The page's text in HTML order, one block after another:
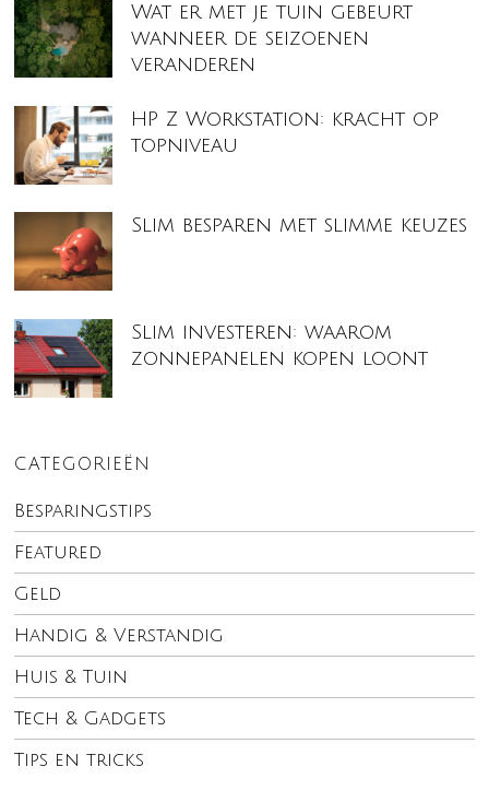
Wat er met je tuin gebeurt
wanneer de seizoenen
veranderen
HP Z Workstation: kracht op
topniveau
Slim besparen met slimme keuzes
Slim investeren: waarom
zonnepanelen kopen loont
CATEGORIEËN
Besparingstips
Featured
Geld
Handig & Verstandig
Huis & Tuin
Tech & Gadgets
Tips en tricks